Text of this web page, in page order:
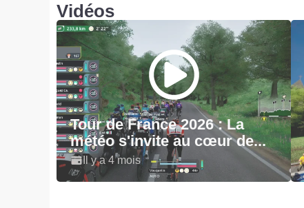
Vidéos
Tour de France 2026 : La
météo s'invite au cœur de...
Il y a 4 mois